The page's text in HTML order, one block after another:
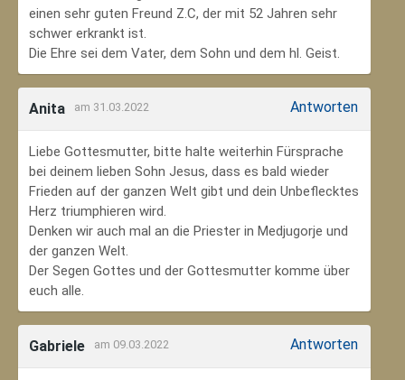
einen sehr guten Freund Z.C, der mit 52 Jahren sehr
schwer erkrankt ist.
Die Ehre sei dem Vater, dem Sohn und dem hl. Geist.
Anita am 31.03.2022 Antworten
Liebe Gottesmutter, bitte halte weiterhin Fürsprache
bei deinem lieben Sohn Jesus, dass es bald wieder
Frieden auf der ganzen Welt gibt und dein Unbeflecktes
Herz triumphieren wird.
Denken wir auch mal an die Priester in Medjugorje und
der ganzen Welt.
Der Segen Gottes und der Gottesmutter komme über
euch alle.
Gabriele am 09.03.2022 Antworten